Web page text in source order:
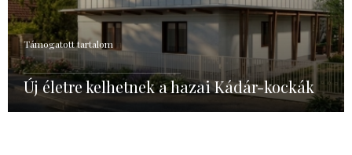
Támogatott tartalom
Új életre kelhetnek a hazai Kádár-kockák